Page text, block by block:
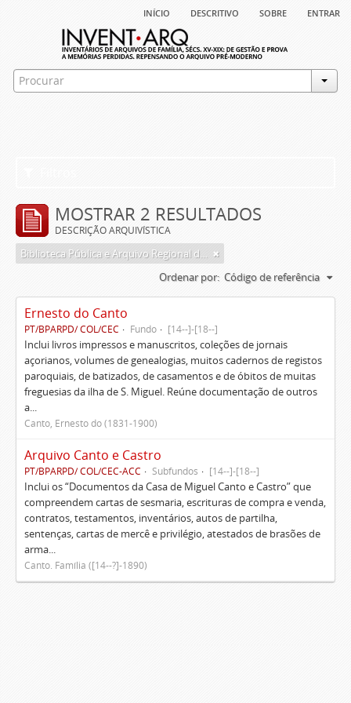
início descritivo sobre entrar
MOSTRAR 2 RESULTADOS
DESCRIÇÃO ARQUIVÍSTICA
Biblioteca Pública e Arquivo Regional de Ponta Delgada
Ordenar por: Código de referência
Ernesto do Canto
PT/BPARPD/ COL/CEC Fundo [14--]-[18--]
Inclui livros impressos e manuscritos, coleções de jornais
açorianos, volumes de genealogias, muitos cadernos de registos
paroquiais, de batizados, de casamentos e de óbitos de muitas
freguesias da ilha de S. Miguel. Reúne documentação de outros
a...
Canto, Ernesto do (1831-1900)
Arquivo Canto e Castro
PT/BPARPD/ COL/CEC-ACC Subfundos [14--]-[18--]
Inclui os “Documentos da Casa de Miguel Canto e Castro” que
compreendem cartas de sesmaria, escrituras de compra e venda,
contratos, testamentos, inventários, autos de partilha,
sentenças, cartas de mercê e privilégio, atestados de brasões de
arma...
Canto. Família ([14--?]-1890)